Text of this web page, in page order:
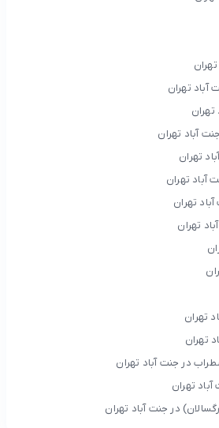
تهران
آباد تهران
تهران
تهران
تهران
تهران
تهران
تهران
در جنت آباد تهران
تهران